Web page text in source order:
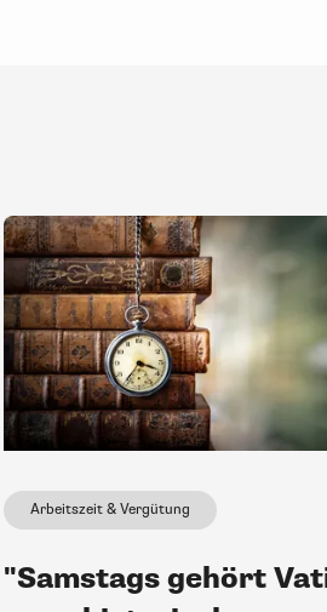
Arbeitszeit & Vergütung
"Samstags gehört